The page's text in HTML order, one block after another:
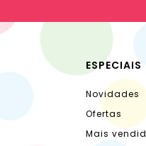
ESPECIAIS
Novidades
Ofertas
Mais